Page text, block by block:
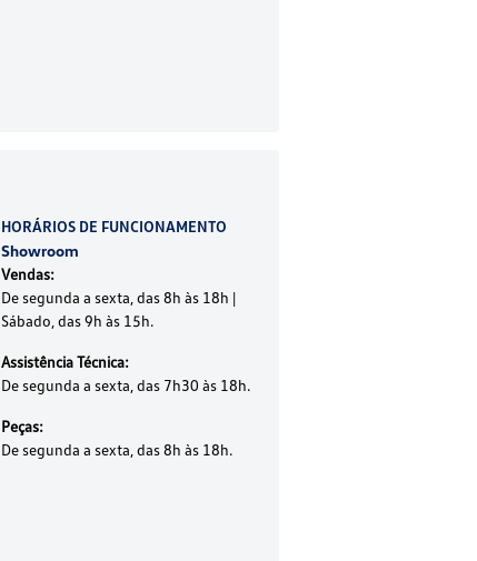
HORÁRIOS DE FUNCIONAMENTO
Showroom
Vendas:
De segunda a sexta, das 8h às 18h |
Sábado, das 9h às 15h.
Assistência Técnica:
De segunda a sexta, das 7h30 às 18h.
Peças:
De segunda a sexta, das 8h às 18h.